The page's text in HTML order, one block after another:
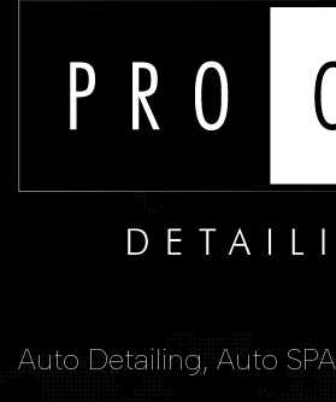
Auto Detailing, Auto SPA